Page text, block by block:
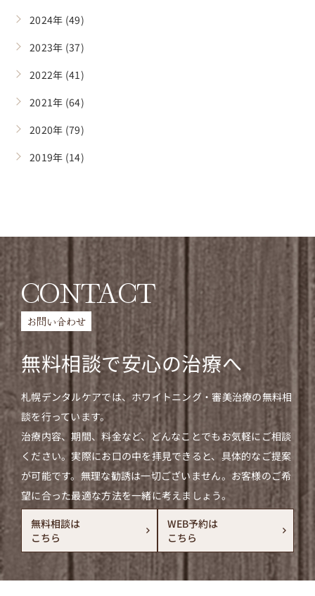
2024年 (49)
2023年 (37)
2022年 (41)
2021年 (64)
2020年 (79)
2019年 (14)
CONTACT
お問い合わせ
無料相談で安心の治療へ
札幌デンタルケアでは、ホワイトニング・審美治療の無料相
談を行っています。
治療内容、期間、料金など、どんなことでもお気軽にご相談
ください。実際にお口の中を拝見できると、具体的なご提案
が可能です。無理な勧誘は一切ございません。お客様のご希
望に合った最適な方法を一緒に考えましょう。
無料相談は
こちら
WEB予約は
こちら